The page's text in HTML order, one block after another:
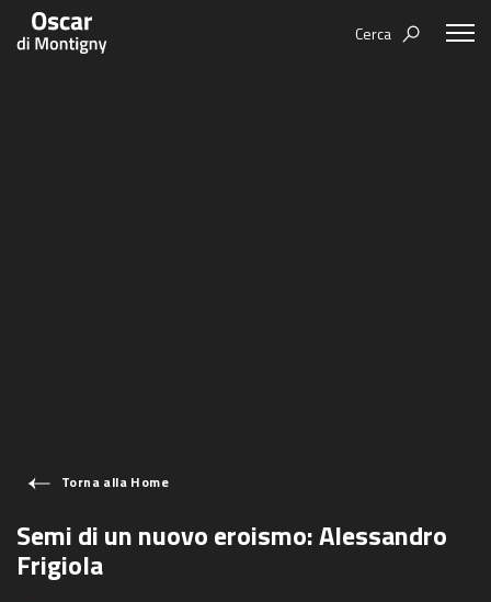
Cerca
Torna alla Home
Semi di un nuovo eroismo: Alessandro
Frigiola